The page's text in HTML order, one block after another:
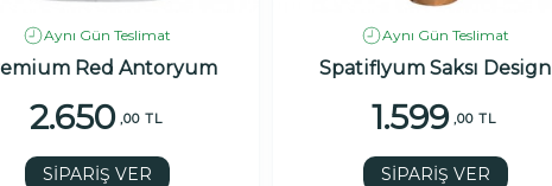
Aynı Gün Teslimat
Red Antoryum
2.650 ,00 TL
SİPARİŞ VER
Aynı Gün Teslimat
Spatiflyum Saksı Design
1.599 ,00 TL
SİPARİŞ VER